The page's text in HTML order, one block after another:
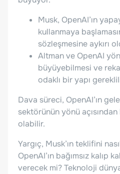
Musk, OpenAI’ın
kullanmaya
sözleşmesine aykırı
Altman ve OpenAI
büyüyebilmesi ve
odaklı bir yapı
Dava süreci, OpenAI’ın
sektörünün yönü
olabilir.
Yargıç, Musk’ın teklifini
OpenAI’ın bağımsız kalıp
verecek mi? Teknoloji